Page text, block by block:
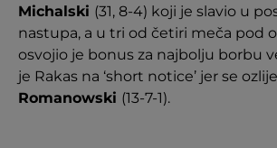
Michalski (31, 8-4) koji je slavio u
nastupa, a u tri od četiri meča pod
osvojio je bonus za najbolju borbu
je Rakas na ‘short notice’ jer se
Romanowski (13-7-1).